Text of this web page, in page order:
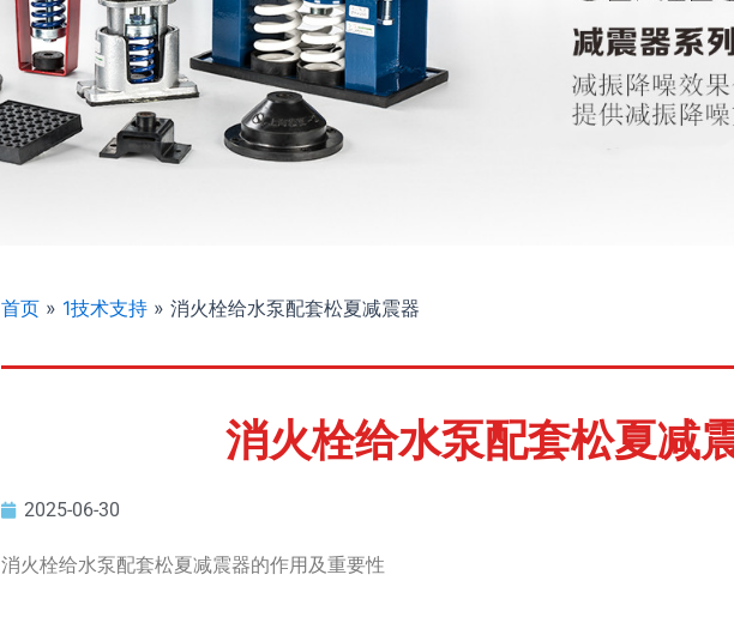
首页 » 1技术支持 » 消火栓给水泵配套松夏减震器
消火栓给水泵配套松夏减
2025-06-30
消火栓给水泵配套松夏减震器的作用及重要性